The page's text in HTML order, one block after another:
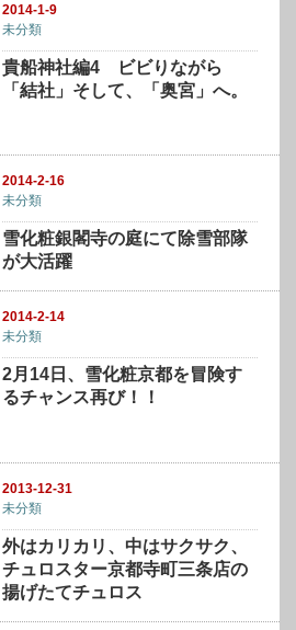
2014-1-9
未分類
貴船神社編4 ビビりながら
「結社」そして、「奥宮」へ。
2014-2-16
未分類
雪化粧銀閣寺の庭にて除雪部隊
が大活躍
2014-2-14
未分類
2月14日、雪化粧京都を冒険す
るチャンス再び！！
2013-12-31
未分類
外はカリカリ、中はサクサク、
チュロスター京都寺町三条店の
揚げたてチュロス